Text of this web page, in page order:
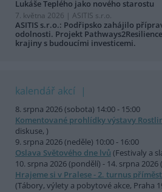
Lukáše Teplého jako nového starostu
7. května 2026 | ASITIS s.r.o.
ASITIS s.r.o.: Podřipsko zahájilo
odolnosti. Projekt
krajiny s budoucími investicemi.
kalendář akcí
8. srpna 2026 (sobota) 14:00 - 15:00
Komentované prohlídky výstavy
diskuse, )
9. srpna 2026 (neděle) 10:00 - 16:00
Oslava Světového dne lvů (Festivaly a
10. srpna 2026 (pondělí) - 14. srpna 2026
Hrajeme si v Pralese - 2. turnus
(Tábory, výlety a pobytové akce, Praha